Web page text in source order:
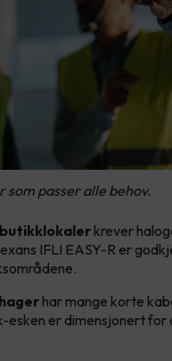
som passer alle behov.
krever
IFLI EASY-R er
har mange korte
esken er dimensjonert for